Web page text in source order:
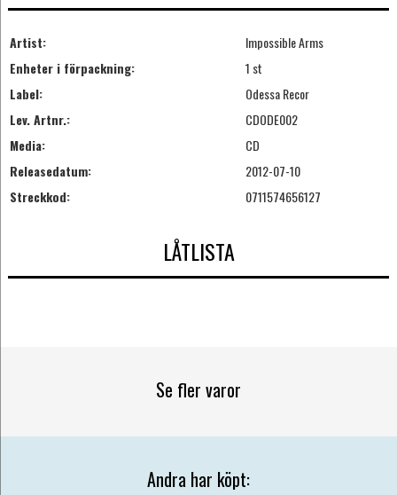
Artist:
Impossible Arms
Enheter i förpackning:
1 st
Label:
Odessa Recor
Lev. Artnr.:
CDODE002
Media:
CD
Releasedatum:
2012-07-10
Streckkod:
0711574656127
LÅTLISTA
Se fler varor
Andra har köpt: